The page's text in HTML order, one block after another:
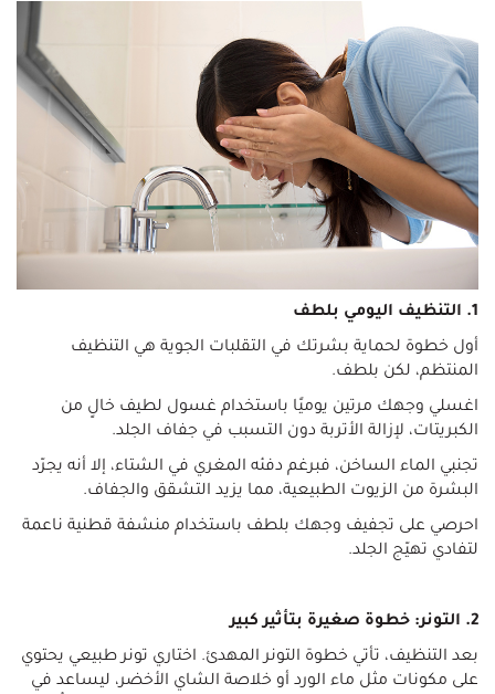
1. التنظيف اليومي بلطف
أول خطوة لحماية بشرتك في التقلبات الجوية هي التنظيف
المنتظم، لكن بلطف.
اغسلي وجهك مرتين يوميًا باستخدام غسول لطيف خالٍ من
الكبريتات، لإزالة الأتربة دون التسبب في جفاف الجلد.
تجنبي الماء الساخن، فبرغم دفئه المغري في الشتاء، إلا أنه يجرّد
البشرة من الزيوت الطبيعية، مما يزيد التشقق والجفاف.
احرصي على تجفيف وجهك بلطف باستخدام منشفة قطنية ناعمة
لتفادي تهيّج الجلد.
2. التونر: خطوة صغيرة بتأثير كبير
بعد التنظيف، تأتي خطوة التونر المهدئ. اختاري تونر طبيعي يحتوي
على مكونات مثل ماء الورد أو خلاصة الشاي الأخضر، ليساعد في